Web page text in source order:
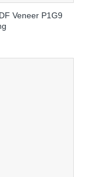
Veneer P1G9